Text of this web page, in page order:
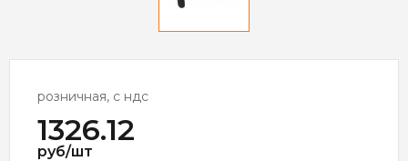
розничная, с ндс
1326.12
руб/шт